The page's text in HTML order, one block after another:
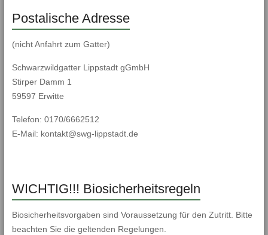
Postalische Adresse
(nicht Anfahrt zum Gatter)
Schwarzwildgatter Lippstadt gGmbH
Stirper Damm 1
59597 Erwitte
Telefon: 0170/6662512
E-Mail: kontakt@swg-lippstadt.de
WICHTIG!!! Biosicherheitsregeln
Biosicherheitsvorgaben sind Voraussetzung für den Zutritt. Bitte
beachten Sie die geltenden Regelungen.